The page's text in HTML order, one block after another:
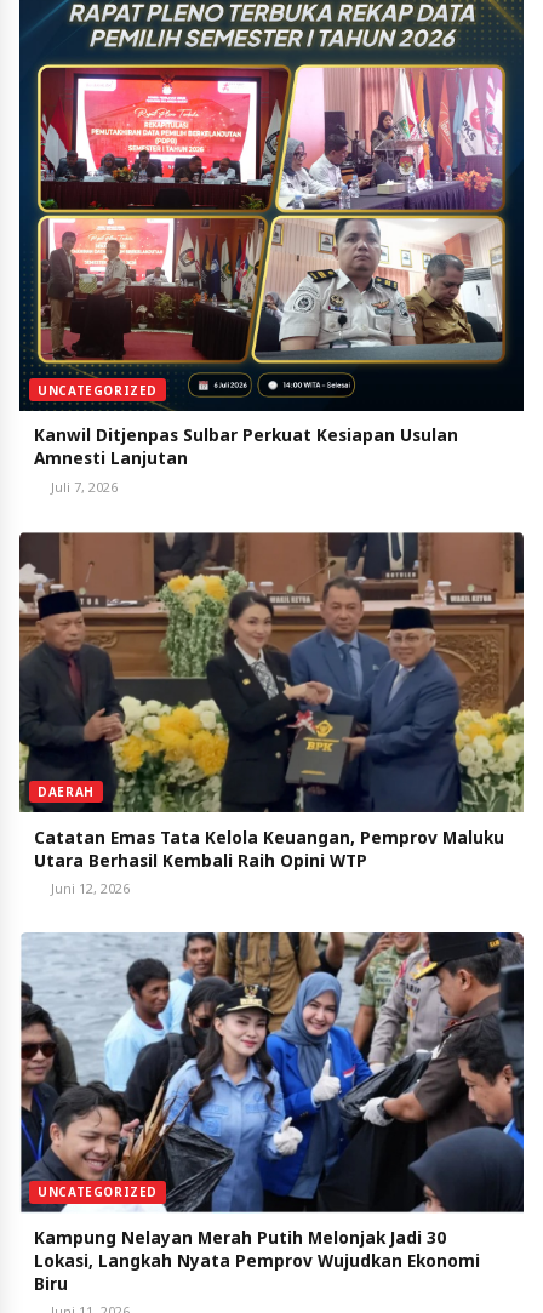
UNCATEGORIZED
Kanwil Ditjenpas Sulbar Perkuat Kesiapan Usulan
Amnesti Lanjutan
Juli 7, 2026
DAERAH
Catatan Emas Tata Kelola Keuangan, Pemprov Maluku
Juni 12, 2026
UNCATEGORIZED
Kampung Nelayan Merah Putih Melonjak Jadi 30
Lokasi, Langkah Nyata Pemprov Wujudkan Ekonomi
Biru